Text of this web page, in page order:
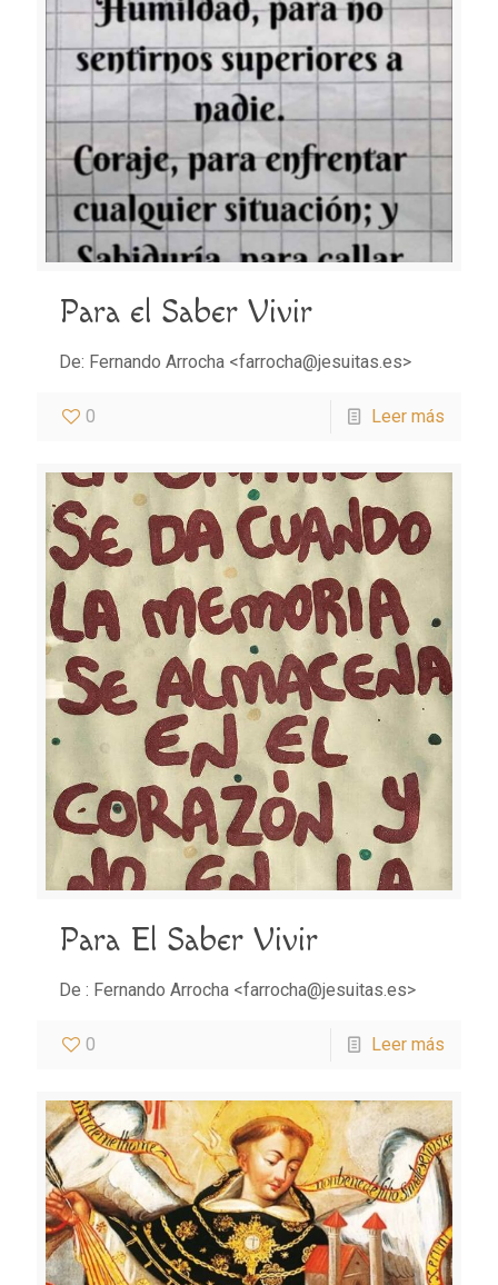
Para el Saber Vivir
De: Fernando Arrocha <farrocha@jesuitas.es>
0 Leer más
Para El Saber Vivir
De : Fernando Arrocha <farrocha@jesuitas.es>
0 Leer más